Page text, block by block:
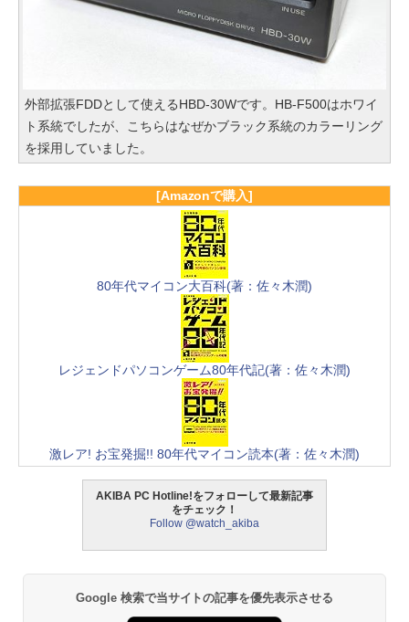
外部拡張FDDとして使えるHBD-30Wです。HB-F500はホワイ
ト系統でしたが、こちらはなぜかブラック系統のカラーリング
を採用していました。
[Amazonで購入]
80年代マイコン大百科(著：佐々木潤)
レジェンドパソコンゲーム80年代記(著：佐々木潤)
激レア! お宝発掘!! 80年代マイコン読本(著：佐々木潤)
AKIBA PC Hotline!をフォローして最新記事
をチェック！
Follow @watch_akiba
Google 検索で当サイトの記事を優先表示させる